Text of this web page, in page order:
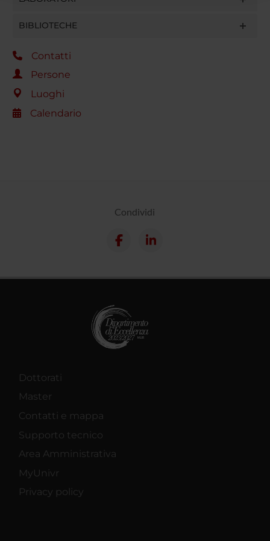
BIBLIOTECHE
Contatti
Persone
Luoghi
Calendario
Condividi
Dottorati
Master
Contatti e mappa
Supporto tecnico
Area Amministrativa
MyUnivr
Privacy policy